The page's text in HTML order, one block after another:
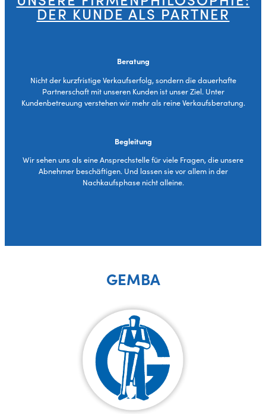
DER KUNDE ALS PARTNER
Beratung
Nicht der kurzfristige Verkaufserfolg, sondern die dauerhafte
Partnerschaft mit unseren Kunden ist unser Ziel. Unter
Kundenbetreuung verstehen wir mehr als reine Verkaufsberatung.
Begleitung
Wir sehen uns als eine Ansprechstelle für viele Fragen, die unsere
Abnehmer beschäftigen. Und lassen sie vor allem in der
Nachkaufsphase nicht alleine.
GEMBA